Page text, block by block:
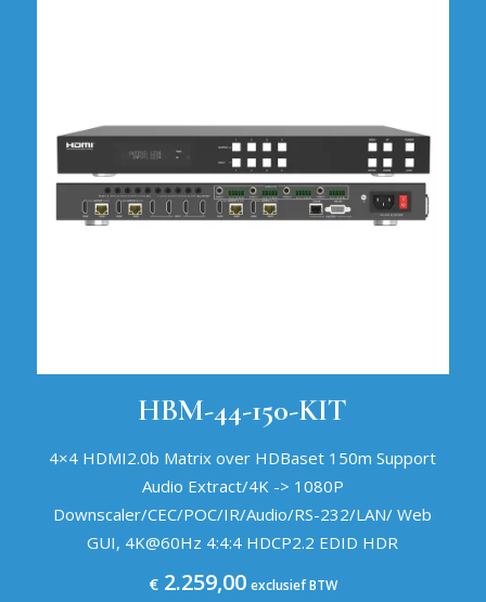
HBM-44-150-KIT
4×4 HDMI2.0b Matrix over HDBaset 150m Support
Audio Extract/4K -> 1080P
Downscaler/CEC/POC/IR/Audio/RS-232/LAN/ Web
GUI, 4K@60Hz 4:4:4 HDCP2.2 EDID HDR
€2.259,00 exclusief BTW